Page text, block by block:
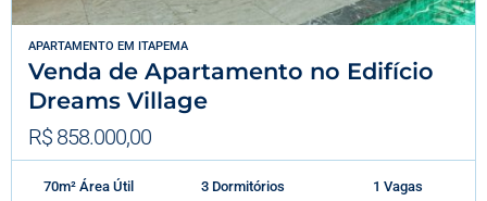
APARTAMENTO EM ITAPEMA
Venda de Apartamento no Edifício
Dreams Village
R$ 858.000,00
70m² Área Útil 3 Dormitórios 1 Vagas